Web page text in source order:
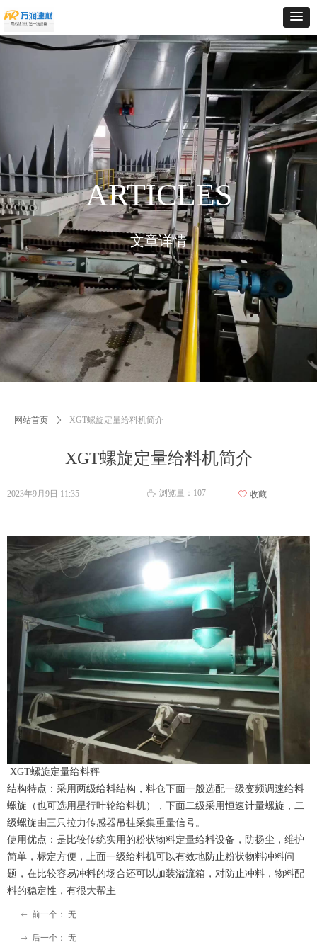
XGT螺旋定量给料机简介
网站首页 ꄲ XGT螺旋定量给料机简介
XGT螺旋定量给料秤
结构特点：采用两级给料结构，料仓下面一般选配一级变频调速给料
螺旋（也可选用星行叶轮给料机），下面二级采用恒速计量螺旋，二
级螺旋由三只拉力传感器吊挂采集重量信号。
使用优点：是比较传统实用的粉状物料定量给料设备，防扬尘，维护
简单，标定方便，上面一级给料机可以有效地防止粉状物料冲料问
题，在比较容易冲料的场合还可以加装溢流箱，对防止冲料，物料配
料的稳定性，有很大帮主
2023年9月9日 11:35 ꄘ 浏览量： 107 ꄀ 收藏
ꂃ 前一个： 无
ꁹ 后一个： 无
ARTICLES
文章详情